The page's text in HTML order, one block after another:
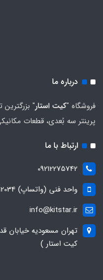
درباره ما
فروشگاه "کیت استار"
پرینتر سه بُعدی، قطعات
ارتباط با ما
09212275742
واحد فنی (واتساپ) 09354012034
info@kitstar.ir
تهران مسعودیه خیابان
کیت استار )